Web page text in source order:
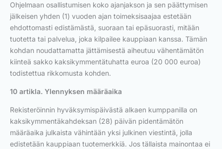
Ohjelmaan osallistumisen koko ajanjakson ja sen päättymisen
jälkeisen yhden (1) vuoden ajan toimeksisaajaa estetään
ehdottomasti edistämästä, suoraan tai epäsuorasti, mitään
tuotetta tai palvelua, joka kilpailee kauppiaan kanssa. Tämän
kohdan noudattamatta jättämisestä aiheutuu vähentämätön
kiinteä sakko kaksikymmentätuhatta euroa (20 000 euroa)
todistettua rikkomusta kohden.
10 artikla. Ylennyksen määräaika
Rekisteröinnin hyväksymispäivästä alkaen kumppanilla on
kaksikymmentäkahdeksan (28) päivän pidentämätön
määräaika julkaista vähintään yksi julkinen viestintä, jolla
edistetään kauppiaan tuotemerkkiä. Jos tällaista mainontaa ei